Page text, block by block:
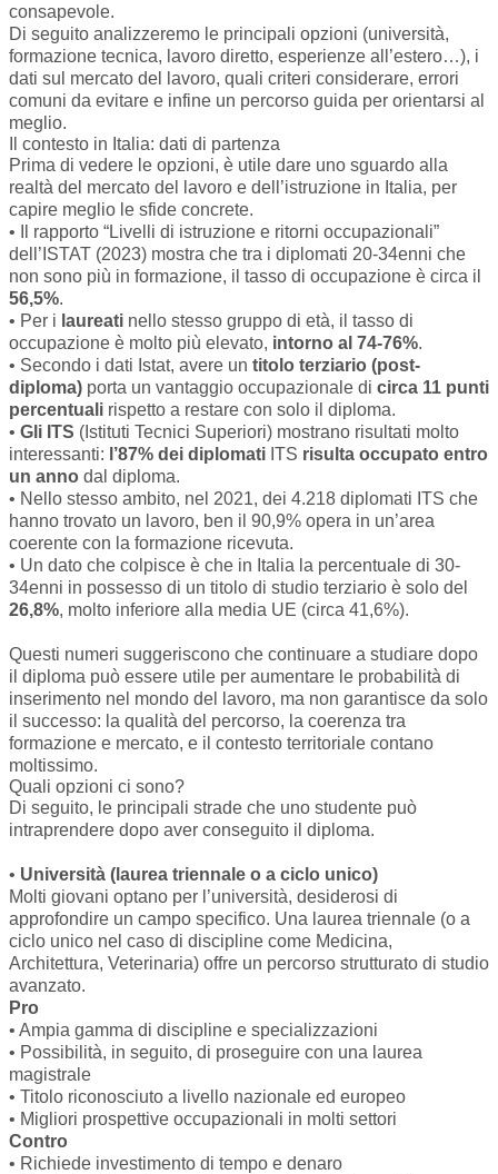
consapevole.
Di seguito analizzeremo le principali opzioni (università,
formazione tecnica, lavoro diretto, esperienze all’estero…), i
dati sul mercato del lavoro, quali criteri considerare, errori
comuni da evitare e infine un percorso guida per orientarsi al
meglio.
Il contesto in Italia: dati di partenza
Prima di vedere le opzioni, è utile dare uno sguardo alla
realtà del mercato del lavoro e dell’istruzione in Italia, per
capire meglio le sfide concrete.
• Il rapporto “Livelli di istruzione e ritorni occupazionali”
dell’ISTAT (2023) mostra che tra i diplomati 20-34enni che
non sono più in formazione, il tasso di occupazione è circa il
56,5%.
• Per i laureati nello stesso gruppo di età, il tasso di
occupazione è molto più elevato, intorno al 74-76%.
• Secondo i dati Istat, avere un titolo terziario (post-
diploma) porta un vantaggio occupazionale di circa 11 punti
percentuali rispetto a restare con solo il diploma.
• Gli ITS (Istituti Tecnici Superiori) mostrano risultati molto
interessanti: l’87% dei diplomati ITS risulta occupato entro
un anno dal diploma.
• Nello stesso ambito, nel 2021, dei 4.218 diplomati ITS che
hanno trovato un lavoro, ben il 90,9% opera in un’area
coerente con la formazione ricevuta.
• Un dato che colpisce è che in Italia la percentuale di 30-
34enni in possesso di un titolo di studio terziario è solo del
26,8%, molto inferiore alla media UE (circa 41,6%).
Questi numeri suggeriscono che continuare a studiare dopo
il diploma può essere utile per aumentare le probabilità di
inserimento nel mondo del lavoro, ma non garantisce da solo
il successo: la qualità del percorso, la coerenza tra
formazione e mercato, e il contesto territoriale contano
moltissimo.
Quali opzioni ci sono?
Di seguito, le principali strade che uno studente può
intraprendere dopo aver conseguito il diploma.
• Università (laurea triennale o a ciclo unico)
Molti giovani optano per l’università, desiderosi di
approfondire un campo specifico. Una laurea triennale (o a
ciclo unico nel caso di discipline come Medicina,
Architettura, Veterinaria) offre un percorso strutturato di studio
avanzato.
Pro
• Ampia gamma di discipline e specializzazioni
• Possibilità, in seguito, di proseguire con una laurea
magistrale
• Titolo riconosciuto a livello nazionale ed europeo
• Migliori prospettive occupazionali in molti settori
Contro
• Richiede investimento di tempo e denaro